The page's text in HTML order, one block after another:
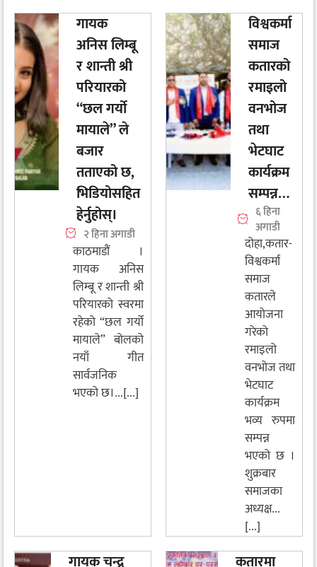
गायक
अनिस लिम्बू
र शान्ती श्री
परियारको
“छल गर्यो
मायाले” ले
बजार
तताएको छ,
भिडियोसहित
हेर्नुहोस्।
२ हिना अगाडी
काठमाडौं ।
गायक अनिस
लिम्बू र शान्ती श्री
परियारको स्वरमा
रहेको “छल गर्यो
मायाले” बोलको
नयाँ गीत
सार्वजनिक
भएको छ।...[...]
विश्वकर्मा
समाज
कतारको
रमाइलो
वनभोज
तथा
भेटघाट
कार्यक्रम
सम्पन्न…
६ हिना
अगाडी
दोहा,कतार-
विश्वकर्मा
समाज
कतारले
आयोजना
गरेको
रमाइलो
वनभोज तथा
भेटघाट
कार्यक्रम
भव्य रुपमा
सम्पन्न
भएको छ ।
शुक्रबार
समाजका
अध्यक्ष...
[...]